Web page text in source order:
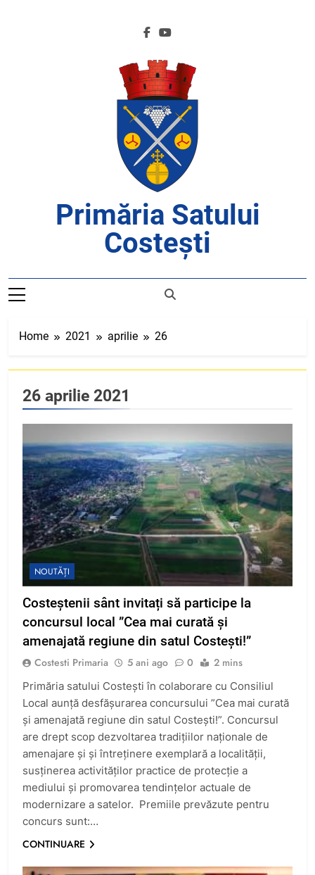
Primăria Satului
Costești
Home 2021 aprilie 26
26 aprilie 2021
NOUTĂȚI
Costeștenii sânt invitați să participe la
concursul local ”Cea mai curată și
amenajată regiune din satul Costești!”
Costesti Primaria 5 ani ago 0 2 mins
Primăria satului Costești în colaborare cu Consiliul
Local aunță desfășurarea concursului ”Cea mai curată
și amenajată regiune din satul Costești!”. Concursul
are drept scop dezvoltarea tradițiilor naționale de
amenajare și și întreținere exemplară a localității,
susținerea activităților practice de protecție a
mediului și promovarea tendințelor actuale de
modernizare a satelor. Premiile prevăzute pentru
concurs sunt:…
CONTINUARE